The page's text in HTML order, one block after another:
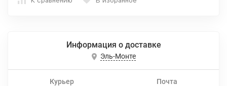
Информация о доставке
Эль-Монте
Курьер Почта